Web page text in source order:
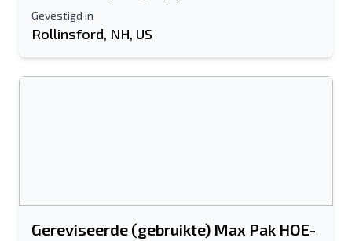
Gevestigd in
Rollinsford, NH, US
Gereviseerde (gebruikte) Max Pak HOE-